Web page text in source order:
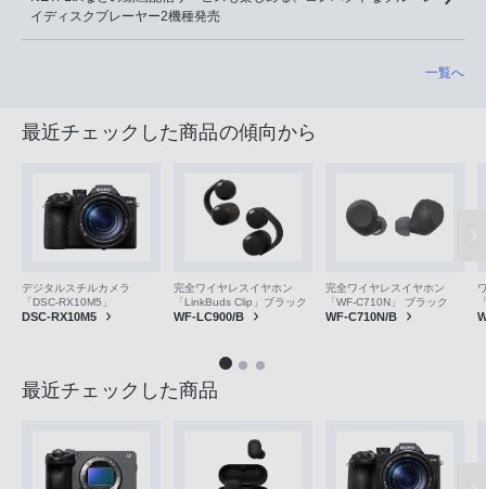
イディスクプレーヤー2機種発売
一覧へ
最近チェックした商品の傾向から
デジタルスチルカメラ
「DSC-RX10M5」
DSC-RX10M5
完全ワイヤレスイヤホン
「LinkBuds Clip」ブラック
WF-LC900/B
完全ワイヤレスイヤホン
「WF-C710N」 ブラック
WF-C710N/B
最近チェックした商品